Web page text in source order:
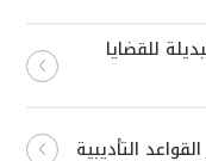
للقضايا
التأديبية